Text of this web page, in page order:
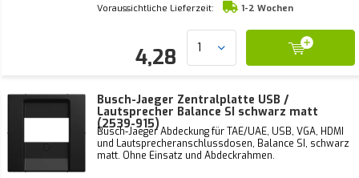
Voraussichtliche Lieferzeit:
1-2 Wochen
4,28
Busch-Jaeger Zentralplatte USB /
Lautsprecher Balance SI schwarz matt
(2539-915)
Busch-Jaeger Abdeckung für TAE/UAE, USB, VGA, HDMI
und Lautsprecheranschlussdosen, Balance SI, schwarz
matt. Ohne Einsatz und Abdeckrahmen.